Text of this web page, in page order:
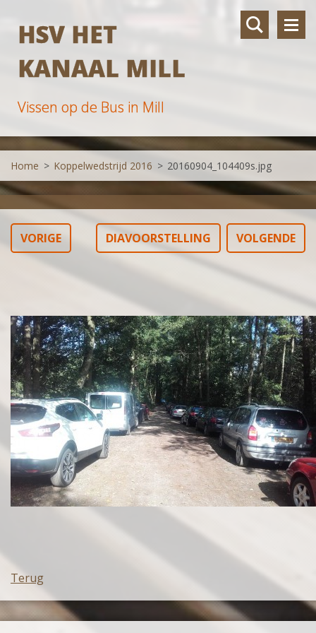
HSV HET
KANAAL MILL
Vissen op de Bus in Mill
Home > Koppelwedstrijd 2016 > 20160904_104409s.jpg
VORIGE DIAVOORSTELLING VOLGENDE
Terug